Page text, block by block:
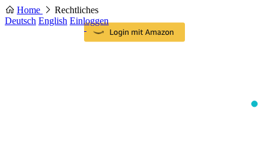
Home
Rechtliches
Deutsch English Einloggen